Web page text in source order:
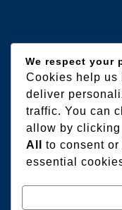
We respect your
Cookies help us
deliver
traffic. You can
allow by clicking
All
to consent or
essential